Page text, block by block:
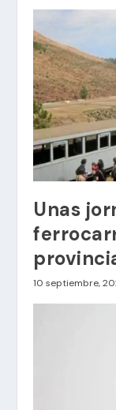
Unas
10 septiembre,